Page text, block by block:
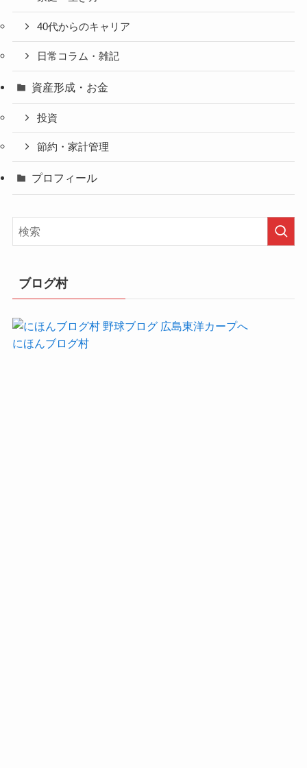
40代からのキャリア
日常コラム・雑記
資産形成・お金
投資
節約・家計管理
プロフィール
ブログ村
にほんブログ村